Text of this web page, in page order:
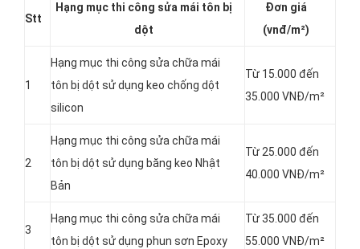
Stt
Hạng mục thi công sửa mái tôn bị
dột
Đơn giá
(vnđ/m²)
1
Hạng mục thi công sửa chữa mái
tôn bị dột sử dụng keo chống dột
silicon
Từ 15.000 đến
35.000 VNĐ/m²
2
Hạng mục thi công sửa chữa mái
tôn bị dột sử dụng băng keo Nhật
Bản
Từ 25.000 đến
40.000 VNĐ/m²
3
Hạng mục thi công sửa chữa mái
tôn bị dột sử dụng phun sơn Epoxy
Từ 35.000 đến
55.000 VNĐ/m²